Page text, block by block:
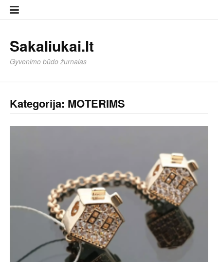
prie
Page
Page
Sakaliukai.lt
Gyvenimo būdo žurnalas
Kategorija: MOTERIMS